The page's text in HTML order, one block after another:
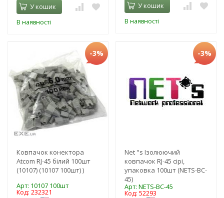
У кошик
В наявності
У кошик
В наявності
-3%
Ковпачок конектора
Atcom RJ-45 білий 100шт
(10107) (10107 100шт) )
Арт: 10107 100шт
Код: 232321
-3%
Net "s Ізолюючий
ковпачок RJ-45 сірі,
упаковка 100шт (NETS-BC-
45)
Арт: NETS-BC-45
Код: 52293